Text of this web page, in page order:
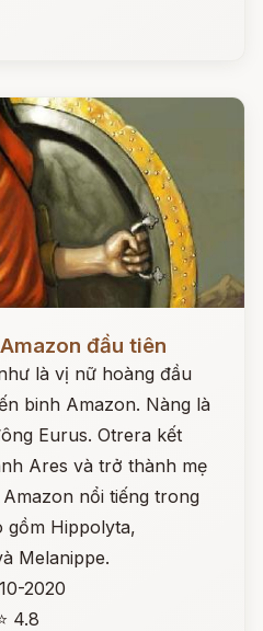
đầu tiên
là vị nữ hoàng đầu
binh Amazon. Nàng là
Eurus. Otrera kết
Ares và trở thành mẹ
nổi tiếng trong
gồm Hippolyta,
Melanippe.
2020
4.8